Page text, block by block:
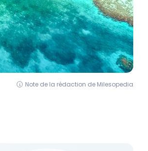
Note de la rédaction de Milesopedia